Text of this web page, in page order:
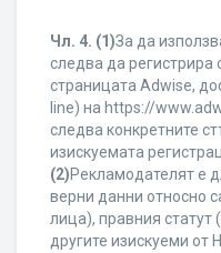
Чл. 4. (1)За да
следва да регистрира
страницата Adwise,
line) на https://
следва конкретните
изискуемата
(2)Рекламодателят е
верни данни относно
лица), правния статут
другите изискуеми от